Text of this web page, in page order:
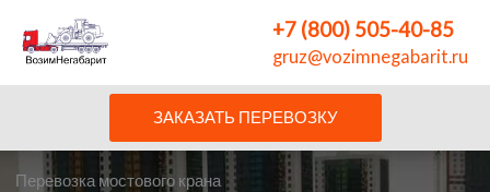
содержимому
+7 (800) 505-40-85
gruz@vozimnegabarit.ru
ЗАКАЗАТЬ ПЕРЕВОЗКУ
Перевозка мостового крана